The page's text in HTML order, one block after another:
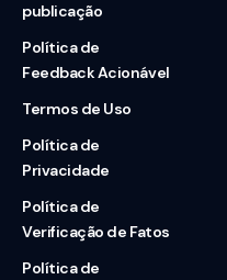
publicação
Política de
Feedback Acionável
Termos de Uso
Política de
Privacidade
Política de
Verificação de Fatos
Política de